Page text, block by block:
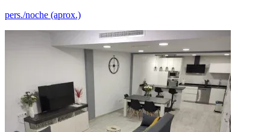
pers./noche (aprox.)